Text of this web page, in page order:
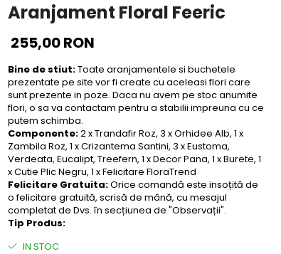
Aranjament Floral Feeric
255,00 RON
Bine de stiut:Toate aranjamentele si buchetele
prezentate pe site vor fi create cu aceleasi flori care
sunt prezente in poze. Daca nu avem pe stoc anumite
flori, o sa va contactam pentru a stabilii impreuna cu ce
putem schimba.
Componente:2 x Trandafir Roz, 3 x Orhidee Alb, 1 x
Zambila Roz, 1 x Crizantema Santini, 3 x Eustoma,
Verdeata, Eucalipt, Treefern, 1 x Decor Pana, 1 x Burete, 1
x Cutie Plic Negru, 1 x Felicitare FloraTrend
Felicitare Gratuita:Orice comandă este insoțită de
o felicitare gratuită, scrisă de mână, cu mesajul
completat de Dvs. în secțiunea de "Observații".
Tip Produs:
IN STOC